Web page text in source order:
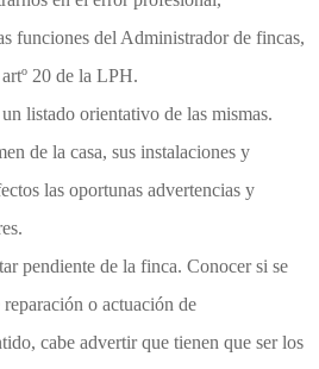
funciones del Administrador de fincas,
20 de la LPH.
listado orientativo de las mismas.
de la casa, sus instalaciones y
las oportunas advertencias y
pendiente de la finca. Conocer si se
o actuación de
cabe advertir que tienen que ser los